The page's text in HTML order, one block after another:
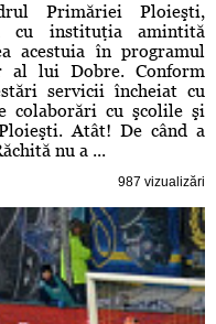
Primăriei Ploieşti,
cu instituţia amintită
acestuia în programul
al lui Dobre. Conform
servicii încheiat cu
colaborări cu şcolile şi
Atât! De când a
nu a ...
987 vizualizări